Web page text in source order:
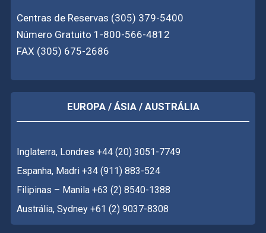
Centras de Reservas (305) 379-5400
Número Gratuito 1-800-566-4812
FAX (305) 675-2686
EUROPA / ÁSIA / AUSTRÁLIA
Inglaterra, Londres +44 (20) 3051-7749
Espanha, Madri +34 (911) 883-524
Filipinas – Manila +63 (2) 8540-1388
Austrália, Sydney +61 (2) 9037-8308